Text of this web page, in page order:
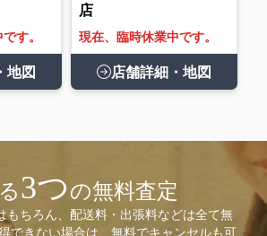
す。
地図
店
現在、臨時休業中です。
店舗詳細・地図
3つの無料査定
もちろん、配送料・出張料などは全て無
できない場合は、無料でキャンセルも可